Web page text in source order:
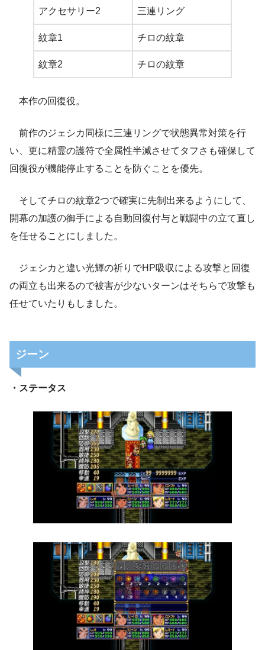
アクセサリー2 三連リング
紋章1 チロの紋章
紋章2 チロの紋章
本作の回復役。
前作のジェシカ同様に三連リングで状態異常対策を行
い、更に精霊の護符で全属性半減させてタフさも確保して
回復役が機能停止することを防ぐことを優先。
そしてチロの紋章2つで確実に先制出来るようにして、
開幕の加護の御手による自動回復付与と戦闘中の立て直し
を任せることにしました。
ジェシカと違い光輝の祈りでHP吸収による攻撃と回復
の両立も出来るので被害が少ないターンはそちらで攻撃も
任せていたりもしました。
ジーン
・ステータス